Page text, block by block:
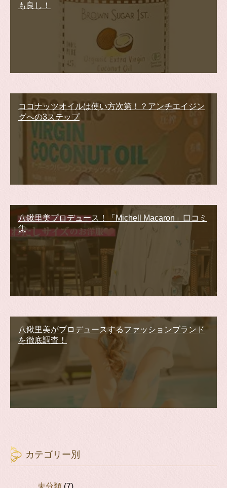
も良し！
ココナッツオイルは使い方次第！？アンチエイジン
グへの3ステップ
八鍬里美プロデュース！「Michell Macaron」口コミ
集
八鍬里美がプロデュースするファッションブランド
を徹底調査！
カテゴリー別
未分類 (7)